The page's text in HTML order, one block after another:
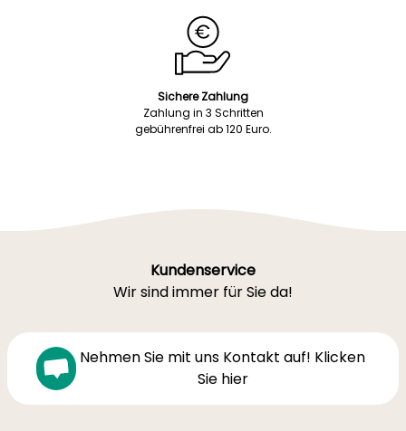
Sichere Zahlung
Zahlung in 3 Schritten
gebührenfrei ab 120 Euro.
Kundenservice
Wir sind immer für Sie da!
Nehmen Sie mit uns Kontakt auf! Klicken
Sie hier